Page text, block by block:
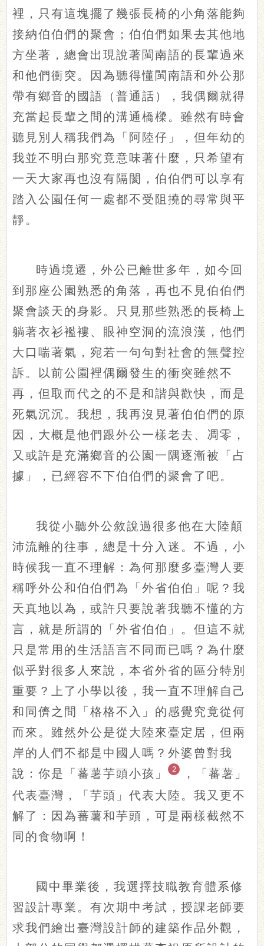
裡，只有這塊擺了幾張長椅的小角落能夠
接納伯伯們的聚會；伯伯們如果去其他地
方坐著，總會出現說著閩南語的長輩過來
和他們衝突。因為聽得懂閩南語和外公那
帶有鄉音的國語（普通話），我偶爾就得
充當起長輩之間的溝通橋樑。雖然有時會
聽見別人稱我們為「阿陸仔」，但年幼的
我並不明白那究竟意味著什麼，只希望有
一天大家再也沒有隔閡，伯伯們可以享有
踏入公園任何一處都不受阻撓的尋常與平
靜。
時過境遷，外公已離世多年，如今回
到那座公園熟悉的角落，再也不見伯伯們
聚會談天的身影。只見那些熟悉的長椅上
躺著衣衫襤褸、眼神空洞的流浪漢，他們
大口喘著氣，宛若一句句對社會的無聲控
訴。以前公園裡偶爾發生的衝突雖然不
再，但取而代之的不是和諧與歡快，而是
死氣沉沉。我想，我再沒見著伯伯們的原
因，大概是他們跟外公一樣老去、凋零，
又或許是充滿鄉音的公園一隅逐漸被「占
據」，已經容不下伯伯們的聚會了吧。
我從小聽外公敘說過很多他在大陸顛
沛流離的往事，總是十分入迷。不過，小
時候我一直不理解：為何那麼多臺灣人要
稱呼外公和伯伯們為「外省伯伯」呢？我
天真地以為，或許只要說著我聽不懂的方
言，就是所謂的「外省伯伯」。但這不就
只是常用的生活語言不同而已嗎？為什麼
似乎對很多人來說，本省外省的區分特別
重要？上了小學以後，我一直不理解自己
和同儕之間「格格不入」的感覺究竟從何
而來。雖然外公是從大陸來臺定居，但兩
岸的人們不都是中國人嗎？外婆曾對我
說：你是「蕃薯芋頭小孩」
2
，「蕃薯」
代表臺灣，「芋頭」代表大陸。我又更不
解了：因為蕃薯和芋頭，可是兩樣截然不
同的食物啊！
國中畢業後，我選擇技職教育體系修
習設計專業。有次期中考試，授課老師要
求我們繪出臺灣設計師的建築作品外觀，